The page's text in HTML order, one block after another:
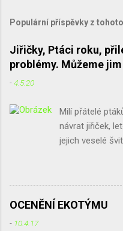
Populární příspěvky z
Jiřičky, Ptáci roku,
problémy. Můžeme
-4.5.20
Milí přátelé
návrat jiřiček,
jejich veselé
Bohužel, ne
hromádky
se bojí
OCENĚNÍ EKOTÝMU
- 10.4.17